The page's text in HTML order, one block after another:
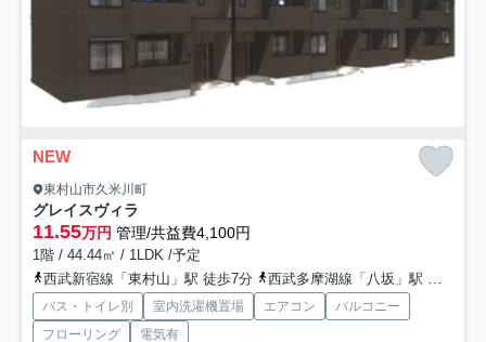
NEW
東村山市久米川町
グレイスヴィラ
11.55万円 管理/共益費4,100円
1階 / 44.44㎡ / 1LDK /予定
西武新宿線「東村山」駅 徒歩7分
西武多摩湖線「八坂」駅 徒歩28分
バス・トイレ別 室内洗濯機置場 エアコン
バルコニー
フローリング
電気有